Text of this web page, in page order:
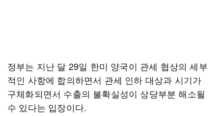
정부는 지난 달 29일 한미 양국이 관세 협상의 세부
적인 사항에 합의하면서 관세 인하 대상과 시기가
구체화되면서 수출의 불확실성이 상당부분 해소될
수 있다는 입장이다.